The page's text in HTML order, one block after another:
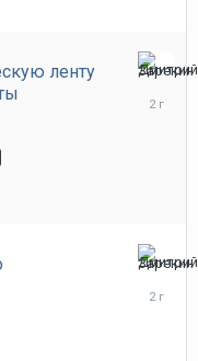
ленту
6
ноября,
7
августа,